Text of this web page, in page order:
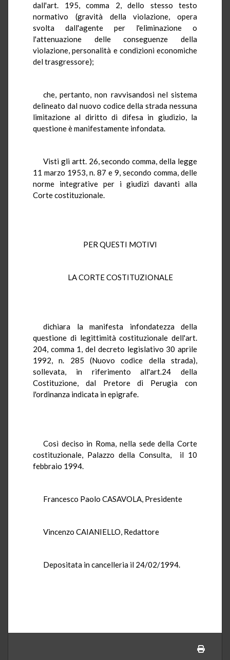
dall'art. 195, comma 2, dello stesso testo
normativo (gravità della violazione, opera
svolta dall'agente per l'eliminazione o
l'attenuazione delle conseguenze della
violazione, personalità e condizioni economiche
del trasgressore);
che, pertanto, non ravvisandosi nel sistema
delineato dal nuovo codice della strada nessuna
limitazione al diritto di difesa in giudizio, la
questione è manifestamente infondata.
Visti gli artt. 26, secondo comma, della legge
11 marzo 1953, n. 87 e 9, secondo comma, delle
norme integrative per i giudizi davanti alla
Corte costituzionale.
PER QUESTI MOTIVI
LA CORTE COSTITUZIONALE
dichiara la manifesta infondatezza della
questione di legittimità costituzionale dell'art.
204, comma 1, del decreto legislativo 30 aprile
1992, n. 285 (Nuovo codice della strada),
sollevata, in riferimento all'art.24 della
Costituzione, dal Pretore di Perugia con
l'ordinanza indicata in epigrafe.
Così deciso in Roma, nella sede della Corte
costituzionale, Palazzo della Consulta, il 10
febbraio 1994.
Francesco Paolo CASAVOLA, Presidente
Vincenzo CAIANIELLO, Redattore
Depositata in cancelleria il 24/02/1994.